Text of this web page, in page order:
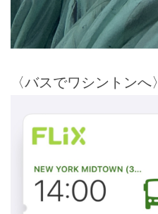
〈バスでワシントンへ〉